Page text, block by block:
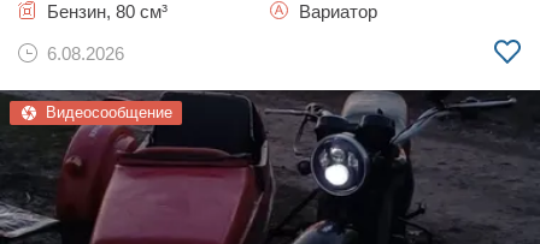
Бензин, 80 см³
Вариатор
6.08.2026
Видеосообщение